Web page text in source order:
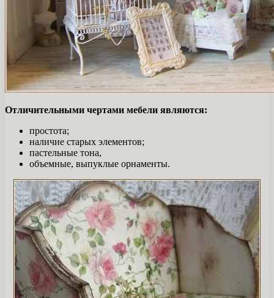
Отличительными чертами мебели являются:
простота;
наличие старых элементов;
пастельные тона,
объемные, выпуклые орнаменты.